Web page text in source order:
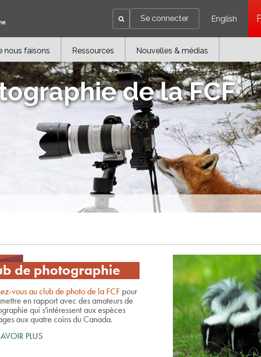
Se connecter English
nous faisons Ressources Nouvelles & médias
de la FCF
de photographie
vous au club de photo de la FCF pour
en rapport avec des amateurs de
qui s'intéressent aux espèces
aux quatre coins du Canada.
PLUS